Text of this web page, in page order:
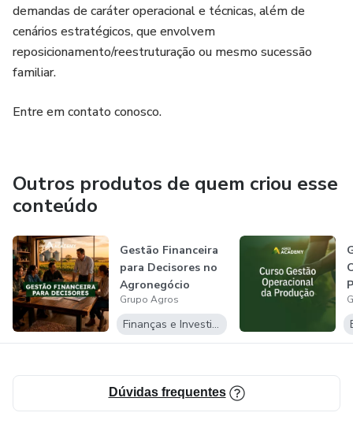
demandas de caráter operacional e técnicas, além de
cenários estratégicos, que envolvem
reposicionamento/reestruturação ou mesmo sucessão
familiar.
Entre em contato conosco.
Outros produtos de quem criou esse
conteúdo
Gestão Financeira
para Decisores no
Agronegócio
Grupo Agros
Finanças e Investimentos
Dúvidas frequentes